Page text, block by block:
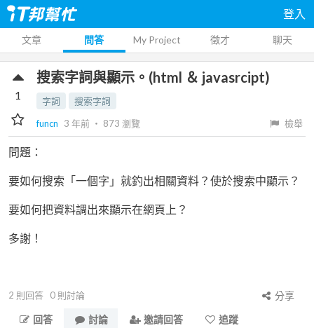
登入
文章 問答 My Project 徵才 聊天
搜索字詞與顯示。(html ＆ javasrcipt)
字詞
搜索字詞
funcn
3 年前 ‧ 873 瀏覽 檢舉
1
問題：
要如何搜索「一個字」就釣出相關資料？使於搜索中顯示？
要如何把資料調出來顯示在網頁上？
多謝！
2 則回答 0 則討論
分享
回答
討論 邀請回答
追蹤